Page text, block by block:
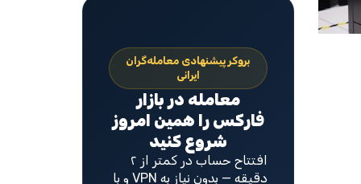
بروکر پیشنهادی معامله‌گران
ایرانی
معامله در بازار
فارکس را همین امروز
شروع کنید
افتتاح حساب در کمتر از ۲
دقیقه — بدون نیاز به VPN و با